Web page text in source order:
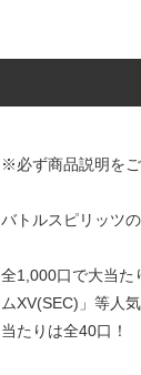
※必ず商品説明を
バトルスピリッツ
全1,000口で大当た
ムXV(SEC)」等人
当たりは全40口！